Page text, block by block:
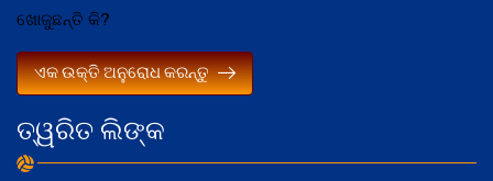
ତ୍ୱରିତ ଲିଙ୍କ
ଖୋଜୁଛନ୍ତି କି?
ଏକ ଉକ୍ତି ଅନୁରୋଧ କରନ୍ତୁ